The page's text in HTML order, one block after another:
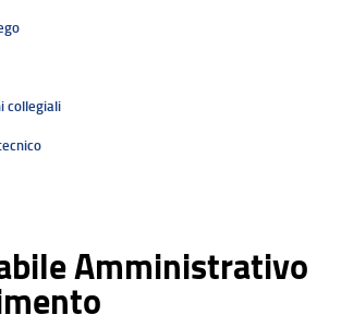
collegiali
Amministrativo